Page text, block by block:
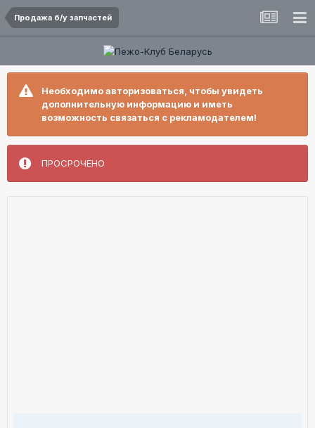
Продажа б/у запчастей
Необходимо авторизоваться, чтобы увидеть
дополнительную информацию и иметь
возможность связаться с рекламодателем!
ПРОСРОЧЕНО